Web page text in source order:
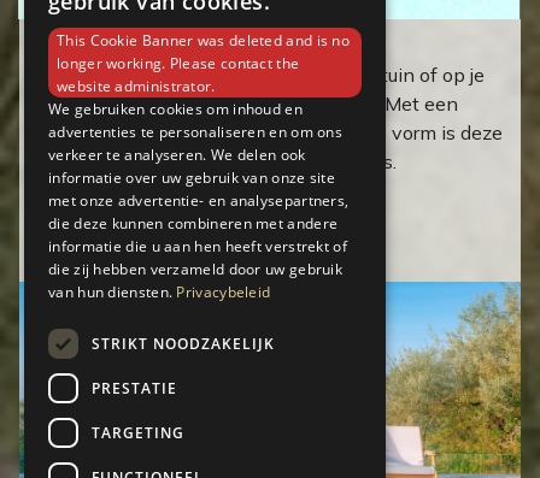
XL parasol 375 cm met voet
Creëer een stijlvolle schaduwplek in je tuin of op je
terras met deze hoogwaardige parasol. Met een
royale grootte en elegante achthoekige vorm is deze
ideaal voor grote loungesets of eettafels.
Verken
This Cookie Banner was deleted and is no
longer working. Please contact the
website administrator.
We gebruiken cookies om inhoud en
advertenties te personaliseren en om ons
verkeer te analyseren. We delen ook
informatie over uw gebruik van onze site
met onze advertentie- en analysepartners,
die deze kunnen combineren met andere
informatie die u aan hen heeft verstrekt of
die zij hebben verzameld door uw gebruik
van hun diensten. Privacybeleid
STRIKT NOODZAKELIJK
PRESTATIE
TARGETING